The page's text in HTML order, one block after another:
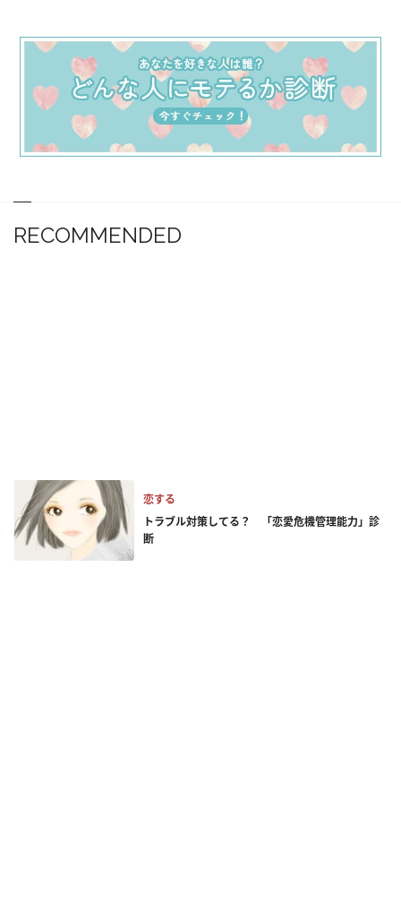
RECOMMENDED
恋する
トラブル対策してる？ 「恋愛危機管理能力」診
断